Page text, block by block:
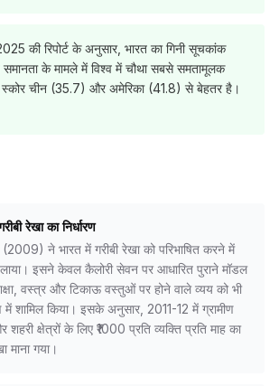
की रिपोर्ट के अनुसार, भारत का गिनी सूचकांक
के मामले में विश्व में चौथा सबसे समतामूलक
स्कोर चीन (35.7) और अमेरिका (41.8) से बेहतर है।
रेखा का निर्धारण
ने भारत में गरीबी रेखा को परिभाषित करने में
इसने केवल कैलोरी सेवन पर आधारित पुराने मॉडल
वस्त्र और टिकाऊ वस्तुओं पर होने वाले व्यय को भी
में शामिल किया। इसके अनुसार, 2011-12 में ग्रामीण
शहरी क्षेत्रों के लिए ₹1000 प्रति व्यक्ति प्रति माह का
माना गया।